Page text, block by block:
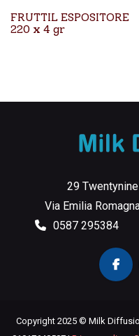
FRUTTIL ESPOSITORE
220 x 4 gr
29
Via Emilia
0587 295384
Copyright 2025 © Milk